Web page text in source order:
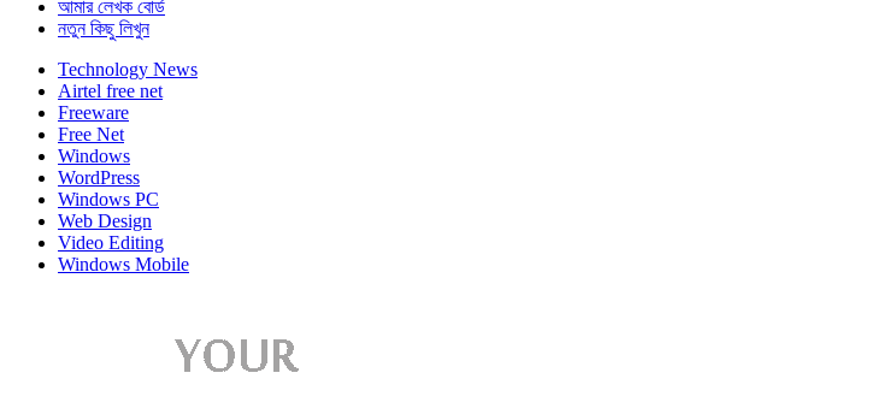
আমার লেখক বোর্ড
নতুন কিছু লিখুন
Technology News
Airtel free net
Freeware
Free Net
Windows
WordPress
Windows PC
Web Design
Video Editing
Windows Mobile